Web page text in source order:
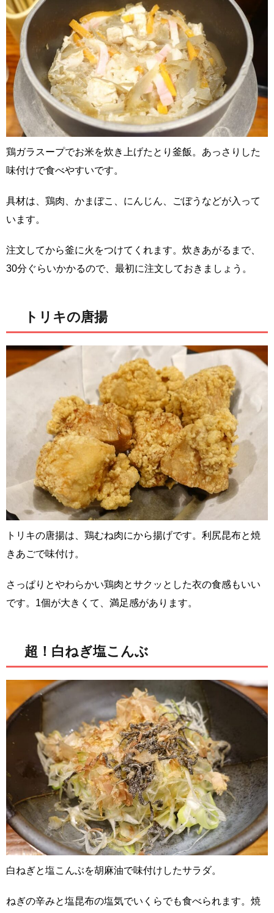
鶏ガラスープでお米を炊き上げたとり釜飯。あっさりした
味付けで食べやすいです。
具材は、鶏肉、かまぼこ、にんじん、ごぼうなどが入って
います。
注文してから釜に火をつけてくれます。炊きあがるまで、
30分ぐらいかかるので、最初に注文しておきましょう。
トリキの唐揚
トリキの唐揚は、鶏むね肉にから揚げです。利尻昆布と焼
きあごで味付け。
さっぱりとやわらかい鶏肉とサクッとした衣の食感もいい
です。1個が大きくて、満足感があります。
超！白ねぎ塩こんぶ
白ねぎと塩こんぶを胡麻油で味付けしたサラダ。
ねぎの辛みと塩昆布の塩気でいくらでも食べられます。焼